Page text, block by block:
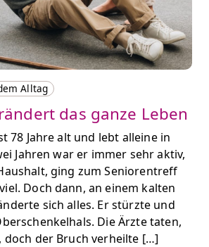
Alltag
das ganze Leben
78 Jahre alt und lebt alleine in
Jahren war er immer sehr aktiv,
ging zum Seniorentreff
Doch dann, an einem kalten
sich alles. Er stürzte und
Die Ärzte taten,
doch der Bruch verheilte […]